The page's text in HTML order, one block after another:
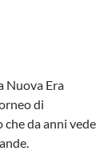
Nuova Era
di
che da anni vede